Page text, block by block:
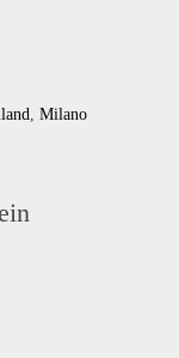
, Milano